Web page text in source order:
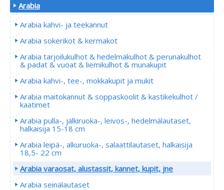
Arabia
Arabia kahvi- ja teekannut
Arabia sokerikot & kermakot
Arabia tarjoilukulhot & hedelmäkulhot & perunakulhot
& padat & vuoat & liemikulhot & munakupit
Arabia kahvi-, tee-, mokkakupit ja mukit
Arabia maitokannut & soppaskoolit & kastikekulhot /
kaatimet
Arabia pulla-, jälkiruoka-, leivos-, hedelmälautaset,
halkaisija 15-18 cm
Arabia leipä-, alkuruoka-, salaattilautaset, halkaisija
18,5- 22 cm
Arabia varaosat, alustassit, kannet, kupit, jne
Arabia seinälautaset